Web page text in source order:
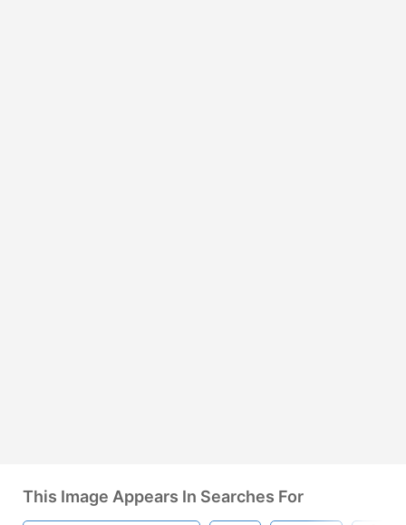
This Image Appears In Searches For